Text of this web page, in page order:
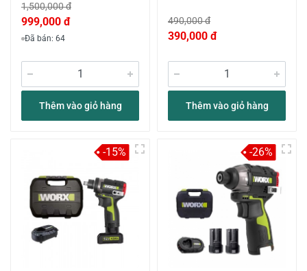
1,500,000 đ
999,000 đ
Đã bán: 64
Thêm vào giỏ hàng
490,000 đ
390,000 đ
Thêm vào giỏ hàng
-15% -26%